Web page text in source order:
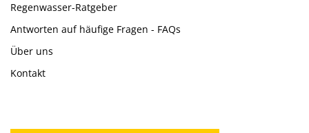
Regenwasser-Ratgeber
Antworten auf häufige Fragen - FAQs
Über uns
Kontakt